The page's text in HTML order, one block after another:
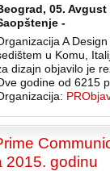
05.
-
A
u Komu,
dizajn objavilo je
godine od 6215
2015. godinu